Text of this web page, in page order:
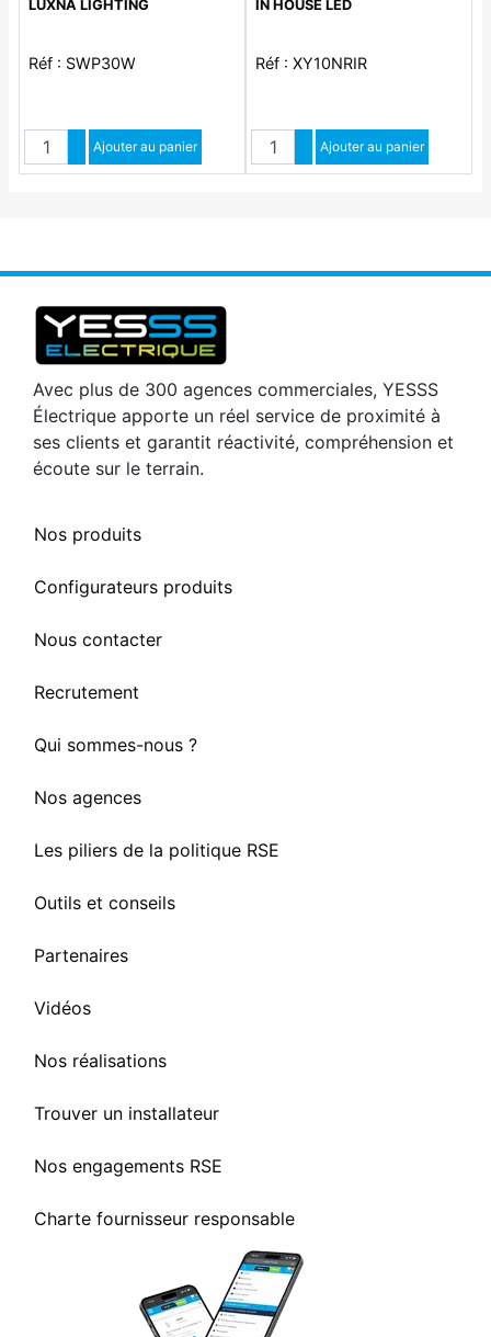
LUXNA LIGHTING
Réf : SWP30W
QuantitéAugmenter quantité
Diminuer quantité
Ajouter au panier
IN HOUSE LED
Réf : XY10NRIR
QuantitéAugmenter quantité
Diminuer quantité
Ajouter au panier
Avec plus de 300 agences commerciales, YESSS
Électrique apporte un réel service de proximité à
ses clients et garantit réactivité, compréhension et
écoute sur le terrain.
Nos produits
Configurateurs produits
Nous contacter
Recrutement
Qui sommes-nous ?
Nos agences
Les piliers de la politique RSE
Outils et conseils
Partenaires
Vidéos
Nos réalisations
Trouver un installateur
Nos engagements RSE
Charte fournisseur responsable